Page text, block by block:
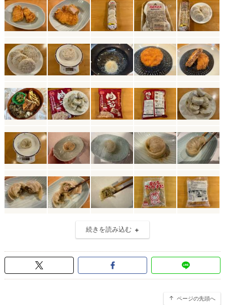
続きを読み込む
ページの先頭へ